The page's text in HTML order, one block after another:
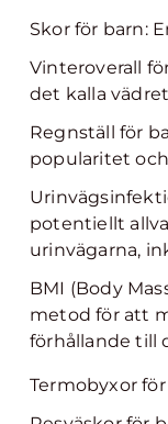
Skor för barn:
Vinteroverall
det kalla vädret
Regnställ för
popularitet
potentiellt
urinvägarna,
BMI (Body
metod för att
förhållande till
Termobyxor